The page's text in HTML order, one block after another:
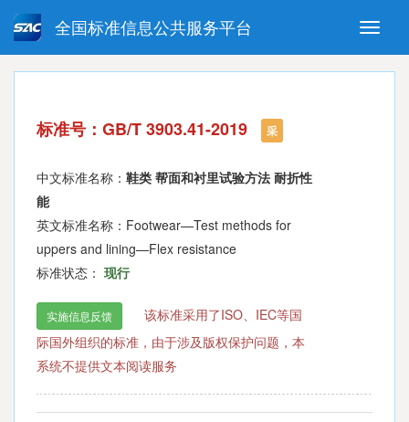
Toggle
全国标准信息公共服务平台
强制性国家标准 推荐性国家标准
指导性技术文件 (National standards in foreign
language version)
标准号：GB/T 3903.41-2019 采
中文标准名称： 鞋类 帮面和衬里试验方法 耐折性
能
英文标准名称：Footwear—Test methods for
uppers and lining—Flex resistance
标准状态： 现行
实施信息反馈
该标准采用了ISO、IEC等国
际国外组织的标准，由于涉及版权保护问题，本
系统不提供文本阅读服务